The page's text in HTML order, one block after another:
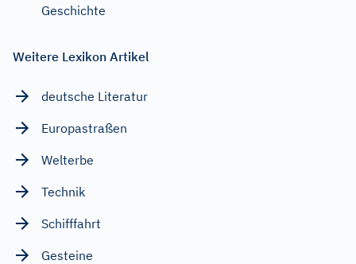
Geschichte
Weitere Lexikon Artikel
deutsche Literatur
Europastraßen
Welterbe
Technik
Schifffahrt
Gesteine